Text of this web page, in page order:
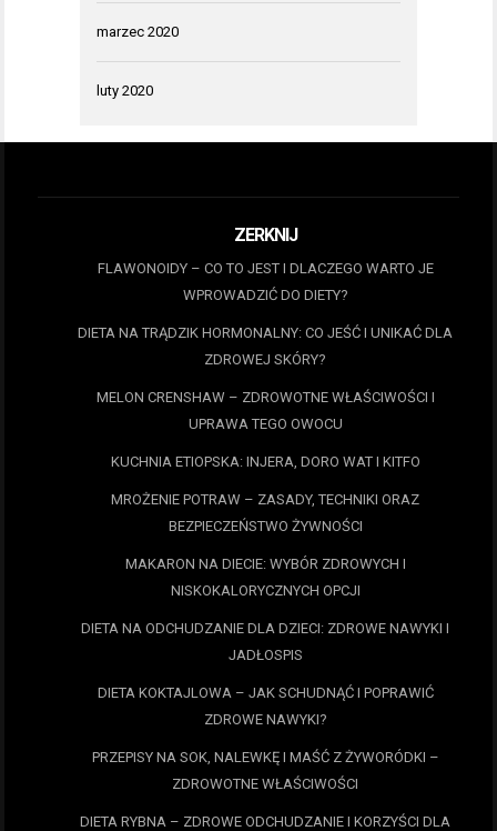
marzec 2020
luty 2020
ZERKNIJ
FLAWONOIDY – CO TO JEST I DLACZEGO WARTO JE
WPROWADZIĆ DO DIETY?
DIETA NA TRĄDZIK HORMONALNY: CO JEŚĆ I UNIKAĆ DLA
ZDROWEJ SKÓRY?
MELON CRENSHAW – ZDROWOTNE WŁAŚCIWOŚCI I
UPRAWA TEGO OWOCU
KUCHNIA ETIOPSKA: INJERA, DORO WAT I KITFO
MROŻENIE POTRAW – ZASADY, TECHNIKI ORAZ
BEZPIECZEŃSTWO ŻYWNOŚCI
MAKARON NA DIECIE: WYBÓR ZDROWYCH I
NISKOKALORYCZNYCH OPCJI
DIETA NA ODCHUDZANIE DLA DZIECI: ZDROWE NAWYKI I
JADŁOSPIS
DIETA KOKTAJLOWA – JAK SCHUDNĄĆ I POPRAWIĆ
ZDROWE NAWYKI?
PRZEPISY NA SOK, NALEWKĘ I MAŚĆ Z ŻYWORÓDKI –
ZDROWOTNE WŁAŚCIWOŚCI
DIETA RYBNA – ZDROWE ODCHUDZANIE I KORZYŚCI DLA